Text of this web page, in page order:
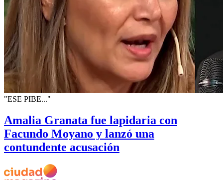
"ESE PIBE..."
Amalia Granata fue lapidaria con
Facundo Moyano y lanzó una
contundente acusación